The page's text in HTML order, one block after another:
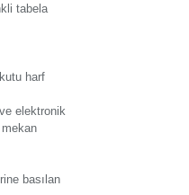
tabela
harf
elektronik
basılan